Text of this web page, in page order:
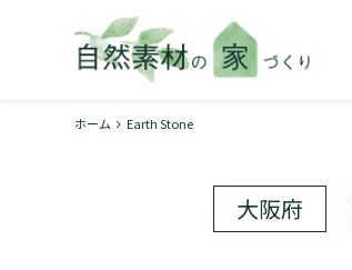
ホーム Earth Stone
大阪府